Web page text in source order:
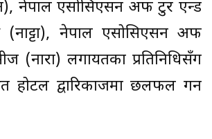
नेपाल एसोसिएसन अफ टुर एन्ड
(नाट्टा), नेपाल एसोसिएसन अफ
(नारा) लगायतका प्रतिनिधिसँग
होटल द्वारिकाजमा छलफल गर्ने